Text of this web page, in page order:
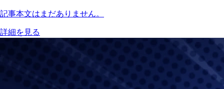
記事本文はまだありません。
詳細を見る